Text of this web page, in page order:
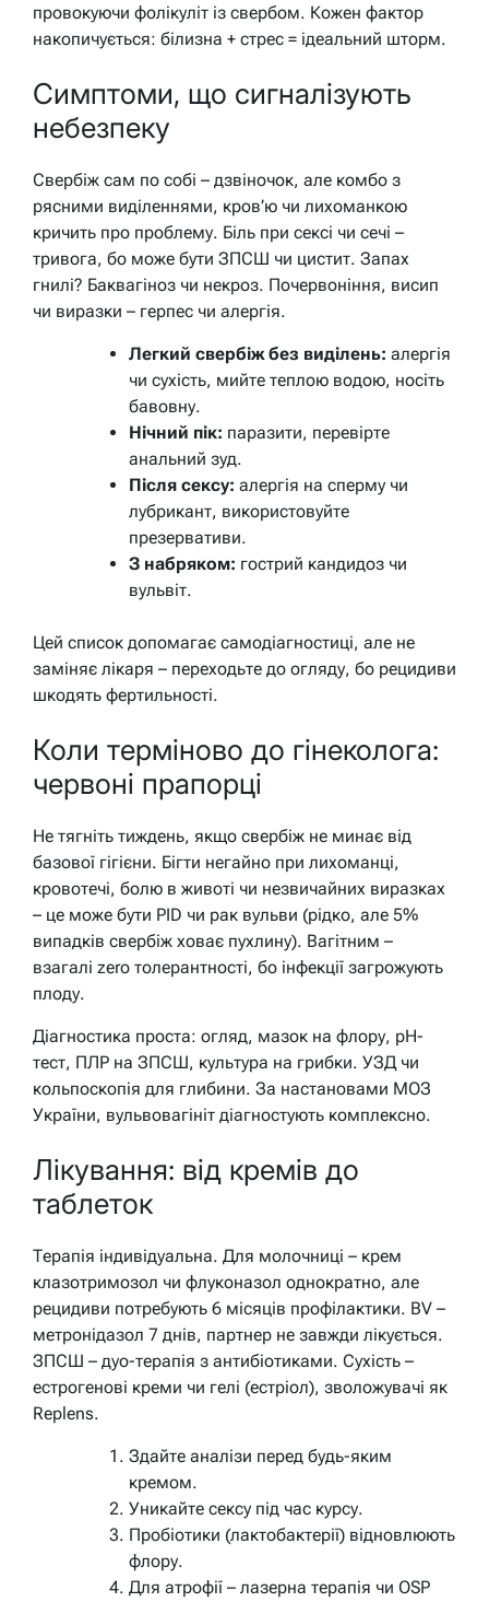
провокуючи фолікуліт із свербом. Кожен фактор
накопичується: білизна + стрес = ідеальний шторм.
Симптоми, що сигналізують
небезпеку
Свербіж сам по собі – дзвіночок, але комбо з
рясними виділеннями, кров’ю чи лихоманкою
кричить про проблему. Біль при сексі чи сечі –
тривога, бо може бути ЗПСШ чи цистит. Запах
гнилі? Баквагіноз чи некроз. Почервоніння, висип
чи виразки – герпес чи алергія.
Легкий свербіж без виділень: алергія
чи сухість, мийте теплою водою, носіть
бавовну.
Нічний пік: паразити, перевірте
анальний зуд.
Після сексу: алергія на сперму чи
лубрикант, використовуйте
презервативи.
З набряком: гострий кандидоз чи
вульвіт.
Цей список допомагає самодіагностиці, але не
заміняє лікаря – переходьте до огляду, бо рецидиви
шкодять фертильності.
Коли терміново до гінеколога:
червоні прапорці
Не тягніть тиждень, якщо свербіж не минає від
базової гігієни. Бігти негайно при лихоманці,
кровотечі, болю в животі чи незвичайних виразках
– це може бути PID чи рак вульви (рідко, але 5%
випадків свербіж ховає пухлину). Вагітним –
взагалі zero толерантності, бо інфекції загрожують
плоду.
Діагностика проста: огляд, мазок на флору, pH-
тест, ПЛР на ЗПСШ, культура на грибки. УЗД чи
кольпоскопія для глибини. За настановами МОЗ
України, вульвовагініт діагностують комплексно.
Лікування: від кремів до
таблеток
Терапія індивідуальна. Для молочниці – крем
клазотримозол чи флуконазол однократно, але
рецидиви потребують 6 місяців профілактики. BV –
метронідазол 7 днів, партнер не завжди лікується.
ЗПСШ – дуо-терапія з антибіотиками. Сухість –
естрогенові креми чи гелі (естріол), зволожувачі як
Replens.
Здайте аналізи перед будь-яким
кремом.
Уникайте сексу під час курсу.
Пробіотики (лактобактерії) відновлюють
флору.
Для атрофії – лазерна терапія чи OSP